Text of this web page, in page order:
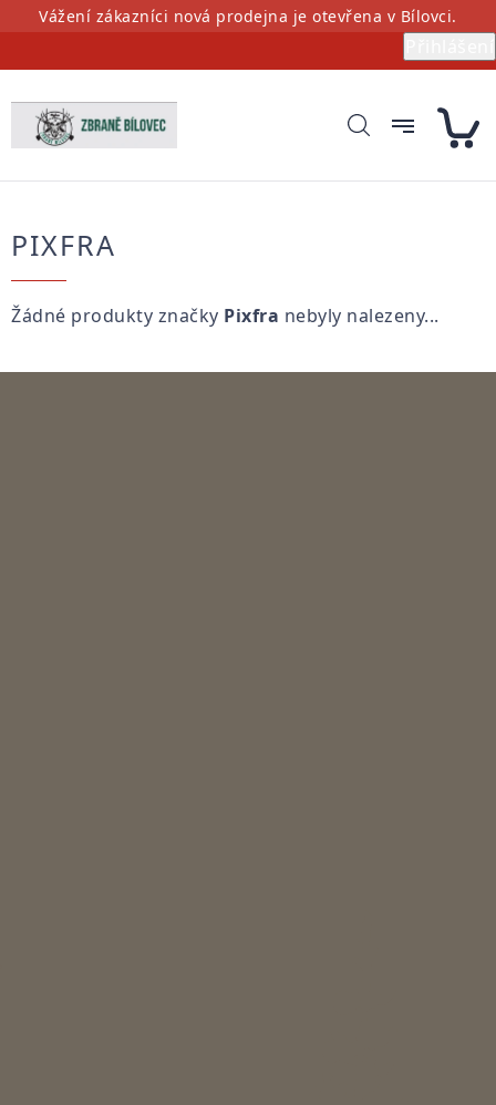
PřejítVážení zákazníci nová prodejna je otevřena v Bílovci.
PIXFRA
Žádné produkty značky Pixfra nebyly nalezeny...